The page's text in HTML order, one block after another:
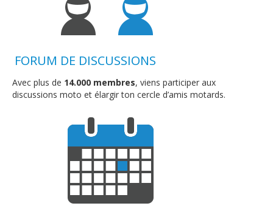
Qui sommes nous
Rejoins nous
Nous contacter
FORUM DE DISCUSSIONS
Avec plus de 14.000 membres, viens participer aux
discussions moto et élargir ton cercle d’amis motards.